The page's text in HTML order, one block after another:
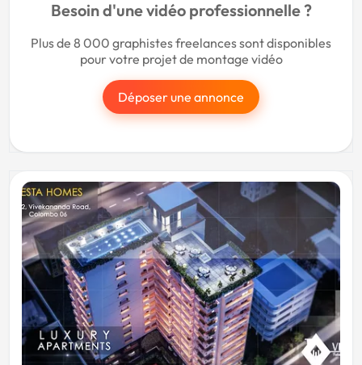
Besoin d'une vidéo professionnelle ?
Plus de 8 000 graphistes freelances sont disponibles
pour votre projet de montage vidéo
Déposer une annonce